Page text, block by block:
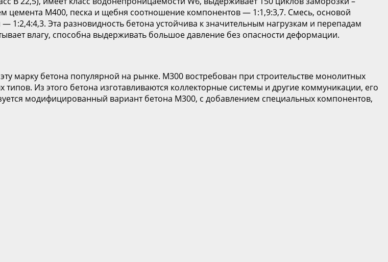
цемента М400, песка и щебня соотношение компонентов — 1:1,9:3,7. Смесь, основой
1:2,4:4,3. Эта разновидность бетона устойчива к значительным нагрузкам и перепадам
влагу, способна выдерживать большое давление без опасности деформации.
марку бетона популярной на рынке. М300 востребован при строительстве монолитных
Из этого бетона изготавливаются коллекторные системы и другие коммуникации, его
модифицированный вариант бетона М300, с добавлением специальных компонентов,